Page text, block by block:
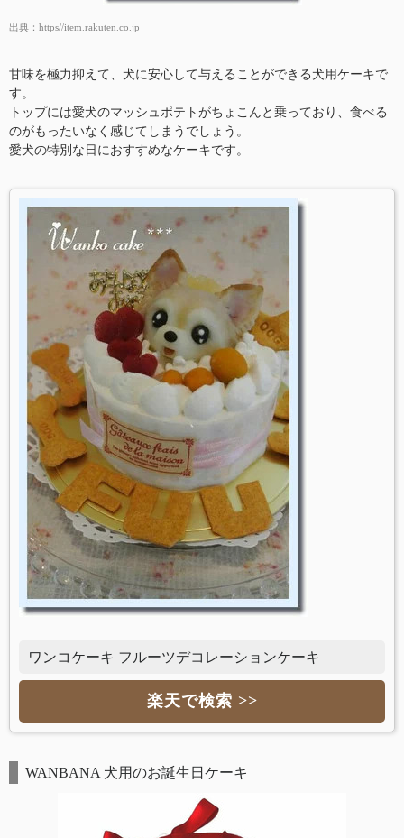
出典： https//item.rakuten.co.jp
甘味を極力抑えて、犬に安心して与えることができる犬用ケーキで
す。
トップには愛犬のマッシュポテトがちょこんと乗っており、食べる
のがもったいなく感じてしまうでしょう。
愛犬の特別な日におすすめなケーキです。
ワンコケーキ フルーツデコレーションケーキ
楽天で検索 >>
WANBANA 犬用のお誕生日ケーキ